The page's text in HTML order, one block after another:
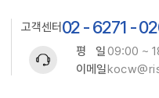
고객센터 02 - 6271 -
평 일09:00 ~
이메일